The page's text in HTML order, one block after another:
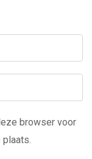
browser voor